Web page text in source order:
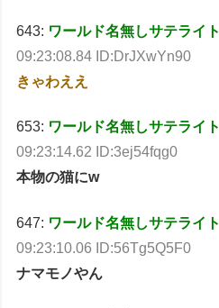
643: ワールド名無しサテライト
09:23:08.84 ID:DrJXwYn90
きゃわええ
653: ワールド名無しサテライト
09:23:14.62 ID:3ej54fqg0
本物の猫にw
647: ワールド名無しサテライト
09:23:10.06 ID:56Tg5Q5F0
ナマモノやん